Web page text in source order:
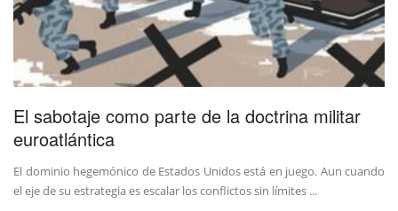
El sabotaje como parte de la doctrina militar
euroatlántica
El dominio hegemónico de Estados Unidos está en juego. Aun cuando
el eje de su estrategia es escalar los conflictos sin límites ...